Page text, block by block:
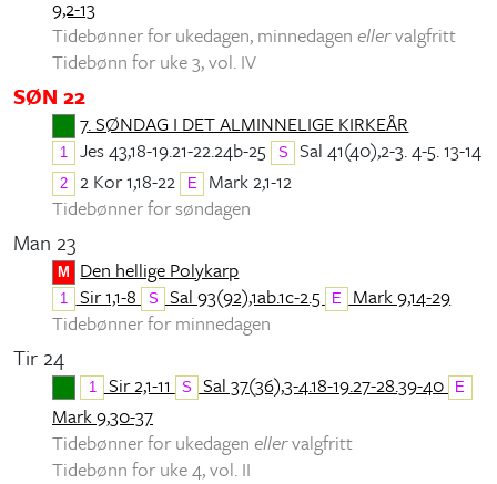
9,2-13
Tidebønner for ukedagen, minnedagen ellervalgfritt
Tidebønn for uke 3, vol. IV
SØN 22
7. SØNDAG I DET ALMINNELIGE KIRKEÅR
1 Jes 43,18-19.21-22.24b-25 S Sal 41(40),2-3. 4-5. 13-14
2 2 Kor 1,18-22 E Mark 2,1-12
Tidebønner for søndagen
Man 23
M Den hellige Polykarp
1 Sir 1,1-8 S Sal 93(92),1ab.1c-2.5 E
Mark 9,14-29
Tidebønner for minnedagen
Tir 24
1 Sir 2,1-11 S Sal 37(36),3-4.18-19.27-28.39-40 E
Mark 9,30-37
Tidebønner for ukedagen ellervalgfritt
Tidebønn for uke 4, vol. II